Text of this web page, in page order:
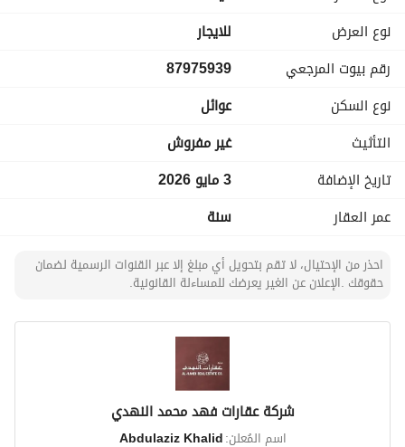
ملعب أرامكو والواجهة البحرية (بحر الراكة).
نخبة من المطاعم والكافيهات العالمية.
موقع استراتيجي يسهل التنقل بين مدينتي الدمام والخبر.
تفاصيل الفيلا:
"الشراحة" والرفاهية:
الدور الأرضي (منطقة الضيافة):
مجلس رجال بلمسات عصرية مع مغاسل ودورة مياه.
مطبخ راكب بتصميم حديث وجاهز للاستخدام.
الدور الأول (منطقة النوم والاسترخاء):
غرفة نوم ماستر إضافية (جناح صغير).
نوع العرض
للايجار
رقم بيوت المرجعي
87975939
نوع السكن
عوائل
التأثيث
غير مفروش
تاريخ الإضافة
3 مايو 2026
عمر العقار
سنة
احذر من الإحتيال، لا تقم بتحويل أي مبلغ إلا عبر القنوات الرسمية لضمان
حقوقك .الإعلان عن الغير يعرضك للمساءلة القانونية.
شركة عقارات فهد محمد النهدي
اسم المُعلن:Abdulaziz Khalid